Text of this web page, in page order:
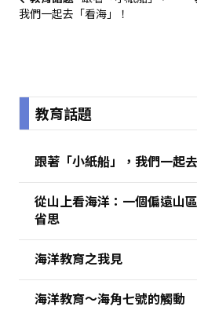
我們一起去「看海」！
:::教育話題
跟著「小紙船」，我們一起
從山上看海洋：一個偏遠山
省思
海洋教育之我見
海洋教育～海角七號的觸動